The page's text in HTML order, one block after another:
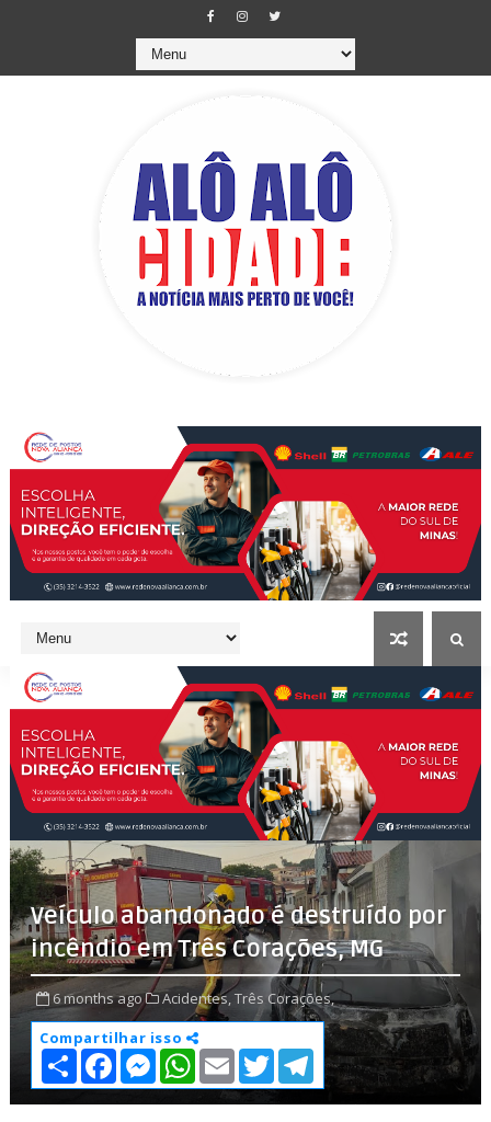
Veículo abandonado é destruído por
incêndio em Três Corações, MG
6 months ago Acidentes,Três Corações,
Compartilhar isso
S
h
a
r
F
c
e
M
e
s
s
W
h
a
t
E
m
a
i
T
i
t
T
l
e